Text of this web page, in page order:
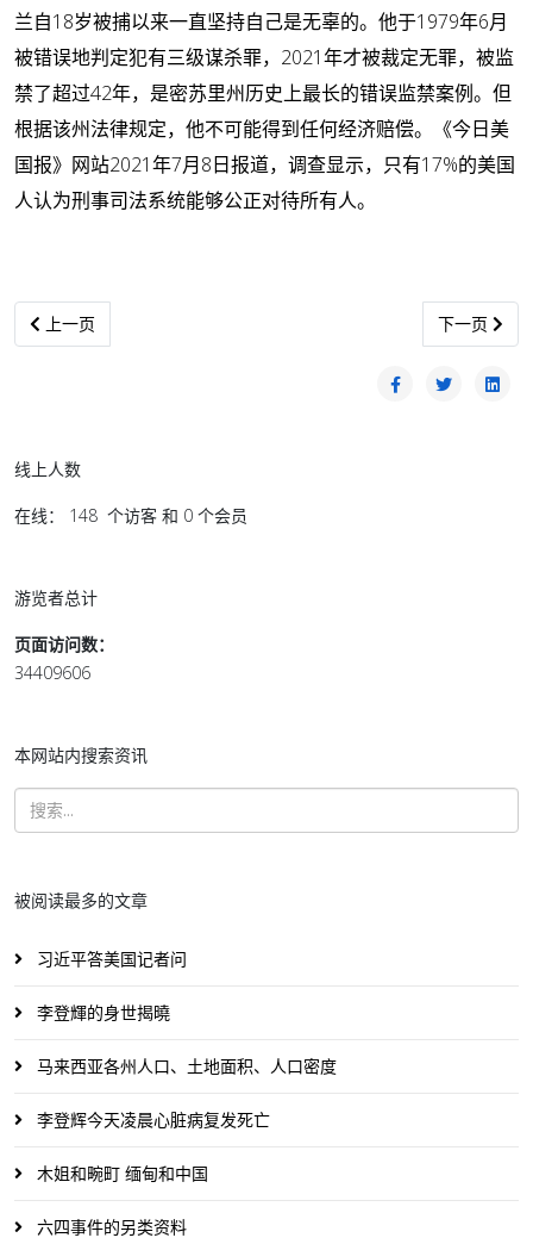
兰自18岁被捕以来一直坚持自己是无辜的。他于1979年6月
被错误地判定犯有三级谋杀罪，2021年才被裁定无罪，被监
禁了超过42年，是密苏里州历史上最长的错误监禁案例。但
根据该州法律规定，他不可能得到任何经济赔偿。《今日美
国报》网站2021年7月8日报道，调查显示，只有17%的美国
人认为刑事司法系统能够公正对待所有人。
上一篇文章: 二零二一年美国侵犯人权报告
上一页 下一篇文章:
下一页
线上人数
在线： 148 个访客 和 0 个会员
游览者总计
页面访问数：
34409606
本网站内搜索资讯
被阅读最多的文章
习近平答美国记者问
李登輝的身世揭曉
马来西亚各州人口、土地面积、人口密度
李登辉今天凌晨心脏病复发死亡
木姐和畹町 缅甸和中国
六四事件的另类资料